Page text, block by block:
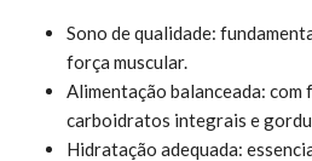
Sono de qualidade:
força muscular.
Alimentação balanceada: com
carboidratos integrais e
Hidratação adequada: